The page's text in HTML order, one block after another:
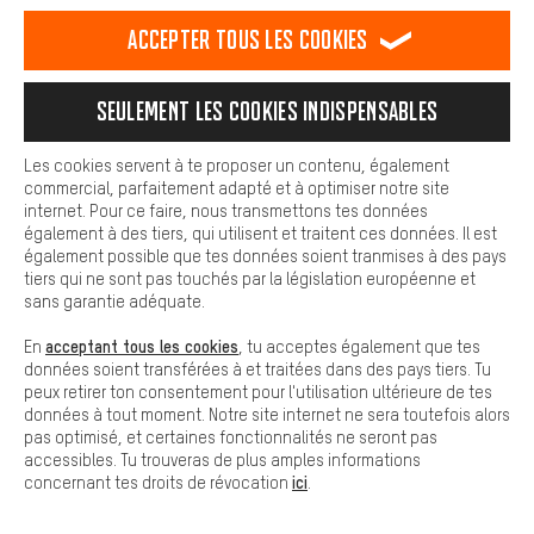
Herbert,General Operations & Services
Droit de retour de 100 jours.
Renvoie-nous la marchandise non-utilisée
endéans les 10 jours après l’achat. Nous
te rembourserons le prix d’achat dans un
délai de 10 jours.
Accès au formulaire
Plus d'informations
EXPÉDITION
Nous pouvons ainsi mettre à ta disposition d'autres contenus et
informations utiles. De plus, tu as la possibilité d'utiliser des
facilement les bons produits. Par exemple, nous proposons une
facilement aux questions.
Cookies de base
Les cookies de base garantissent que tu puisses utiliser les
fonctions de notre site web.
Accepter tous les cookies
Seulement les cookies indispensables
Les cookies servent à te proposer un contenu, également
commercial, parfaitement adapté et à optimiser notre site
internet. Pour ce faire, nous transmettons tes données
également à des tiers, qui utilisent et traitent ces données. Il est
également possible que tes données soient tranmises à des pays
tiers qui ne sont pas touchés par la législation européenne et
sans garantie adéquate.
En acceptant tous les cookies , tu acceptes également que tes
données soient transférées à et traitées dans des pays tiers. Tu
peux retirer ton consentement pour l'utilisation ultérieure de tes
données à tout moment. Notre site internet ne sera toutefois alors
pas optimisé, et certaines fonctionnalités ne seront pas
accessibles. Tu trouveras de plus amples informations
concernant tes droits de révocation ici